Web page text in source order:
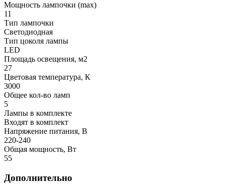
Мощность лампочки (max)
11
Тип лампочки
Светодиодная
Тип цоколя лампы
LED
Площадь освещения, м2
27
Цветовая температура, К
3000
Общее кол-во ламп
5
Лампы в комплекте
Входят в комплект
Напряжение питания, В
220-240
Общая мощность, Вт
55
Дополнительно